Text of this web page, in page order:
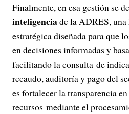
Finalmente, en esa gestión se
inteligenciade la ADRES,
estratégica diseñada para que
en decisiones informadas y
facilitando la consulta de
recaudo, auditoría y pago del
es fortalecer la transparencia
recursos mediante el